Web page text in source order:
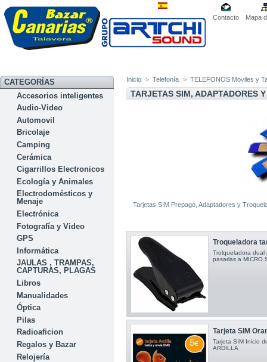
Contacto Mapa
CATEGORÍAS
Accesorios inteligentes
Audio-Video
Automovil
Bricolaje
Camping
Cerámica
Cigarrillos Electronicos
Ecología y Animales
Electrodomésticos y
Menaje
Electrónica
Fotografía y Video
GPS
Informática
JAULAS , TRAMPAS,
CAPTURAS, PLAGAS
Libros
Manualidades
Óptica
Pilas
Radioaficion
Regalos y Bazar
Relojería
Inicio > Telefonía > TELEFONOS Moviles y
TARJETAS SIM, ADAPTADORES
Tarjetas SIM Prepago, Adaptadores y
Troqueladora
Trolqueladora dual
pasarlas a MICRO
Tarjeta SIM
Tarjeta SIM Inicio
ARDILLA